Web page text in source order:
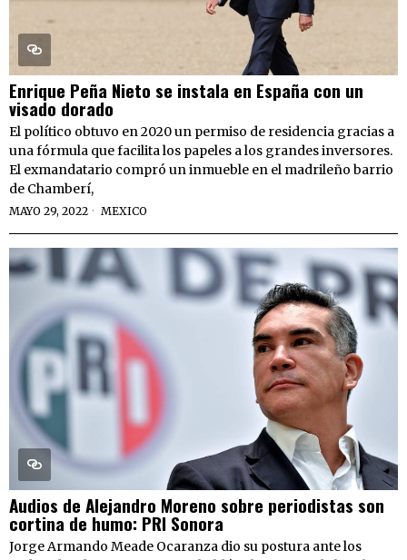
Enrique Peña Nieto se instala en España con un
visado dorado
El político obtuvo en 2020 un permiso de residencia gracias a
una fórmula que facilita los papeles a los grandes inversores.
El exmandatario compró un inmueble en el madrileño barrio
de Chamberí,
MAYO 29, 2022 MEXICO
Audios de Alejandro Moreno sobre periodistas son
cortina de humo: PRI Sonora
Jorge Armando Meade Ocaranza dio su postura ante los